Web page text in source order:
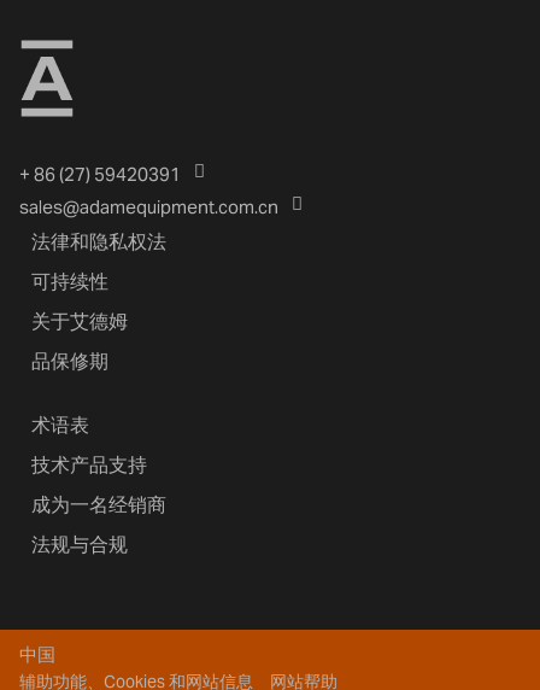
+ 86 (27) 59420391
sales@adamequipment.com.cn
法律和隐私权法
可持续性
关于艾德姆
品保修期
术语表
技术产品支持
成为一名经销商
法规与合规
中国
辅助功能、Cookies 和网站信息 网站帮助